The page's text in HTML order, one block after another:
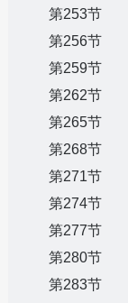
第253节
第256节
第259节
第262节
第265节
第268节
第271节
第274节
第277节
第280节
第283节